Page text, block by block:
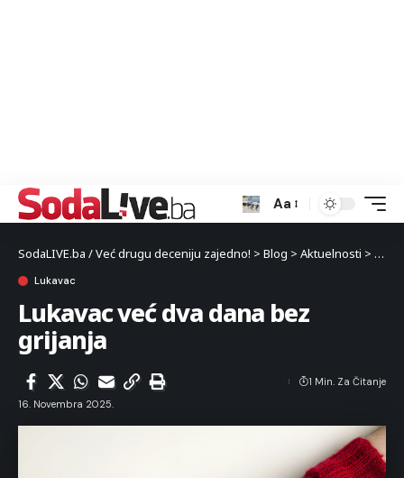
Aa
SodaLIVE.ba / Već drugu deceniju zajedno! > Blog > Aktuelnosti >
Lukavac
Lukavac već dva dana bez
grijanja
16. Novembra 2025.
1 Min. Za Čitanje